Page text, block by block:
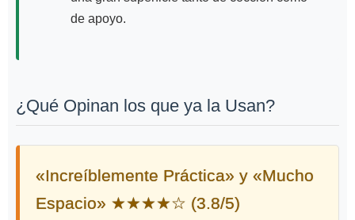
de apoyo.
¿Qué Opinan los que ya la Usan?
«Increíblemente Práctica» y «Mucho
Espacio» ★★★★☆ (3.8/5)